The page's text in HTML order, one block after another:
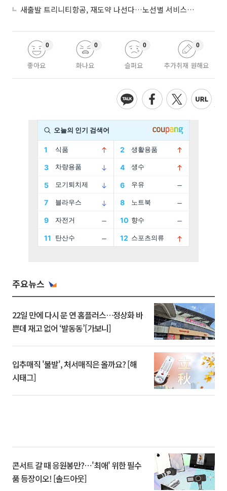
새출발 트리니티항공, 재도약 나선다…노선별 서비스 차별화
좋아요
0
화나요
0
슬퍼요
0
추가취재 원해요
0
주요뉴스
22일 만에 다시 문 연 홈플러스…정상화 바
쁜데 재고 없어 ‘발동동’[가보니]
입추매직 '불발', 처서매직은 올까요? [해
시태그]
콘서트 갈 때 응원봉만?⋯'최애' 위한 필수
품 등장이오! [솔드아웃]